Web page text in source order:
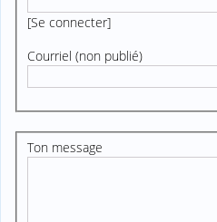
[Se connecter]
Courriel (non publié)
Ton message